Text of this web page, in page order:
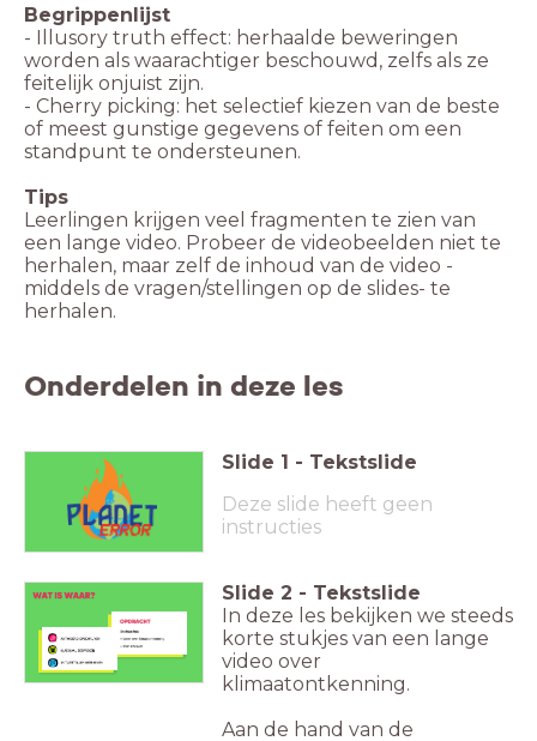
Begrippenlijst
- Illusory truth effect: herhaalde beweringen
worden als waarachtiger beschouwd, zelfs als ze
feitelijk onjuist zijn.
- Cherry picking: het selectief kiezen van de beste
of meest gunstige gegevens of feiten om een
standpunt te ondersteunen.
Tips
Leerlingen krijgen veel fragmenten te zien van
een lange video. Probeer de videobeelden niet te
herhalen, maar zelf de inhoud van de video -
middels de vragen/stellingen op de slides- te
herhalen.
Onderdelen in deze les
Slide 1 - Tekstslide
Deze slide heeft geen
instructies
Slide 2 - Tekstslide
In deze les bekijken we steeds
korte stukjes van een lange
video over
klimaatontkenning.
Aan de hand van de